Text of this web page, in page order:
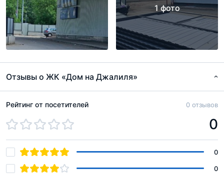
1 фото
Отзывы о ЖК «Дом на Джалиля»
Рейтинг от посетителей 0 отзывов
0
0
0